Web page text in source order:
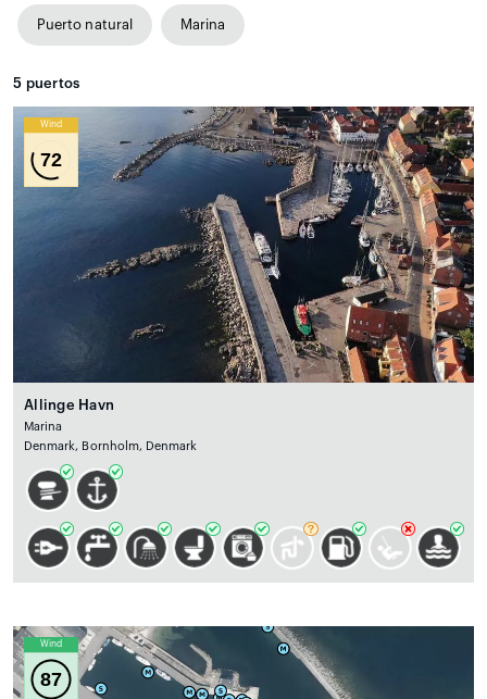
Puerto natural Marina
5 puertos
Wind
72
Allinge Havn
Marina
Denmark, Bornholm, Denmark
Wind
87